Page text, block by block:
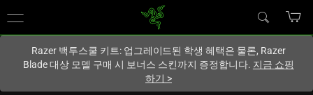
사이트에 있습니다.
Razer 백투스쿨 키트: 업그레이드된 학생 혜택은 물론, Razer
Blade 대상 모델 구매 시 보너스 스킨까지 증정합니다. 지금 쇼핑
하기 >